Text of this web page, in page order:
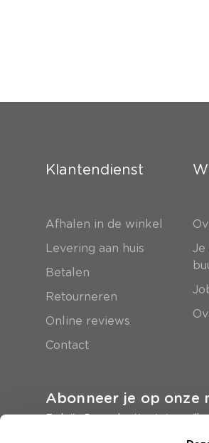
Klantendienst
Afhalen in de winkel
Levering aan huis
Betalen
Retourneren
Online reviews
Contact
Je
Abonneer je op onze
En krijg 5 euro korting in je